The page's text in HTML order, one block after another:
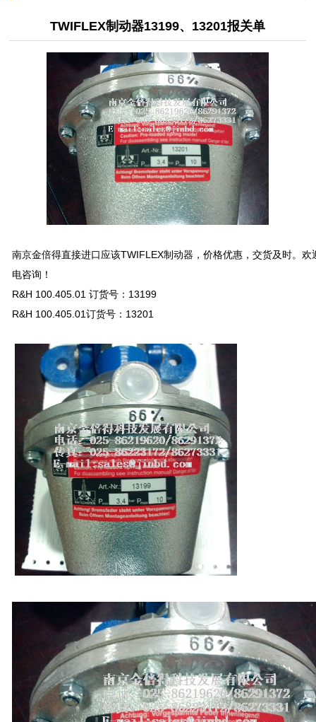
TWIFLEX制动器13199、13201报关单
南京金倍得直接进口应该TWIFLEX制动器，价格优惠，交货及时。欢
电咨询！
R&H 100.405.01 订货号：13199
R&H 100.405.01订货号：13201